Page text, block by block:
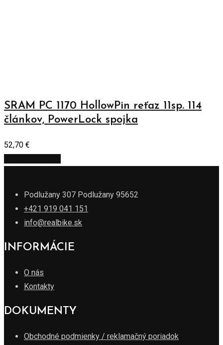
SRAM PC 1170 HollowPin reťaz 11sp. 114
článkov, PowerLock spojka
52,70 €
Podlužany 307 Podlužany 95652
+421 919 041 151
info@realbike.sk
INFORMÁCIE
O nás
Kontakty
DOKUMENTY
Obchodné podmienky / reklamačný poriadok